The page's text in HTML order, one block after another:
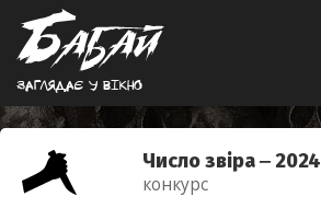
Заглядає у вiкно
Число звіра ‒ 2024
конкурс